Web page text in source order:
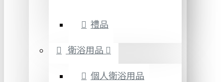
禮品
衛浴用品
個人衛浴用品